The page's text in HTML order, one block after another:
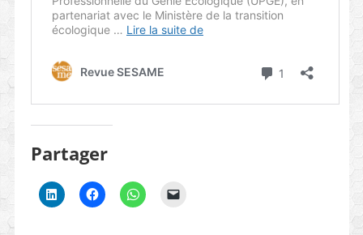
Partager